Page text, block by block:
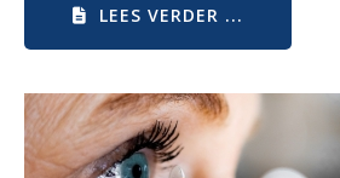
LEES VERDER ...